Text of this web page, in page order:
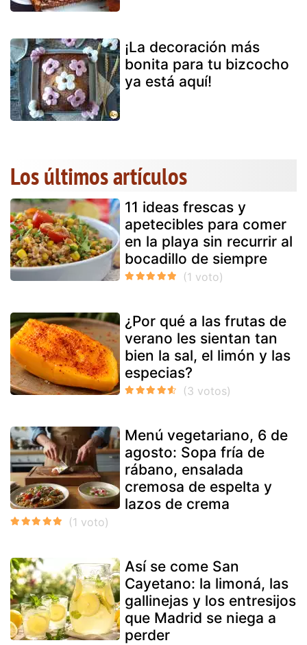
¡La decoración más
bonita para tu bizcocho
ya está aquí!
Los últimos artículos
11 ideas frescas y
apetecibles para comer
en la playa sin recurrir al
bocadillo de siempre
¿Por qué a las frutas de
verano les sientan tan
bien la sal, el limón y las
especias?
Menú vegetariano, 6 de
agosto: Sopa fría de
rábano, ensalada
cremosa de espelta y
lazos de crema
Así se come San
Cayetano: la limoná, las
gallinejas y los entresijos
que Madrid se niega a
perder